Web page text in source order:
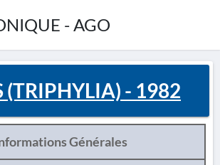
- AGO
(TRIPHYLIA) - 1982
Générales